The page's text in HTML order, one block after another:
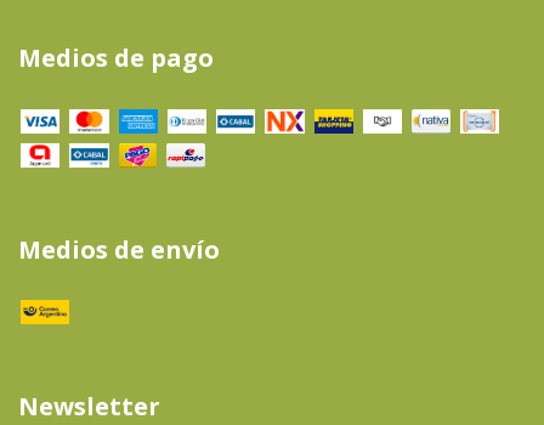
Medios de pago
Medios de envío
Newsletter